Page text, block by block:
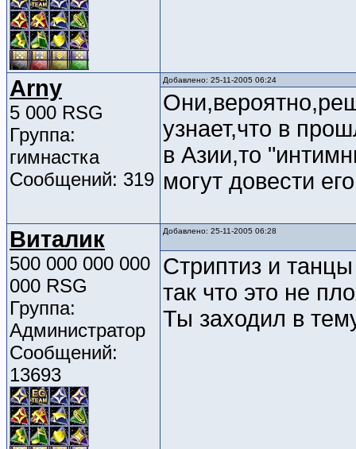
Arny
5 000 RSG
Группа:
гимнастка
Сообщений: 319
Добавлено: 25-11-2005 06:24
узнает,что в
в Азии,то
могут довести
Виталик
500 000 000 000
000 RSG
Группа:
Администратор
Сообщений:
13693
Добавлено: 25-11-2005 06:28
Стриптиз и
так что это не
Ты заходил в